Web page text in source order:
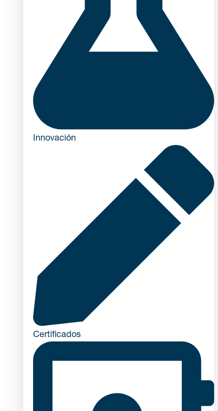
Innovación
Certificados